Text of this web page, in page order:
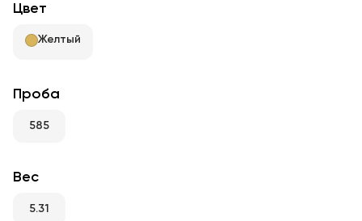
Избранное
Цвет
Желтый
Проба
585
Вес
5.31